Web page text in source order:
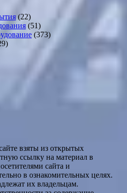
(22)
(51)
(373)
взяты из открытых
ссылку на материал в
сайта и
в ознакомительных целях.
их владельцам.